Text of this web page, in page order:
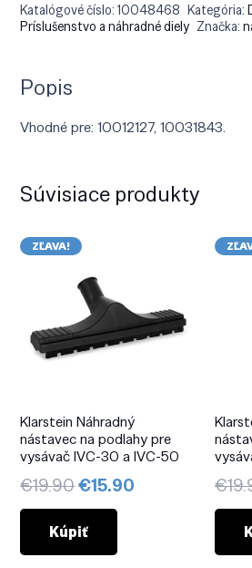
Katalógové číslo:10048468 Kategória:
Príslušenstvo a náhradné diely Značka:
Popis
Vhodné pre: 10012127, 10031843.
Súvisiace produkty
ZĽAVA!
Klarstein Náhradný
nástavec na podlahy pre
vysávač IVC-30 a IVC-50
€19.90Pôvodná
cena
bola:
€19.90.
€15.90
Kúpiť
€